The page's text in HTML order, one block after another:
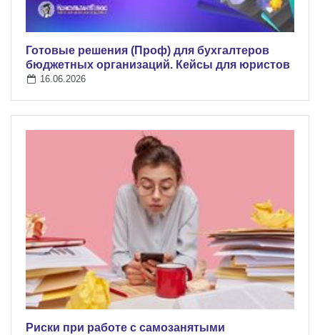
Готовые решения (Проф) для бухгалтеров
бюджетных организаций. Кейсы для юристов
16.06.2026
Риски при работе с самозанятыми